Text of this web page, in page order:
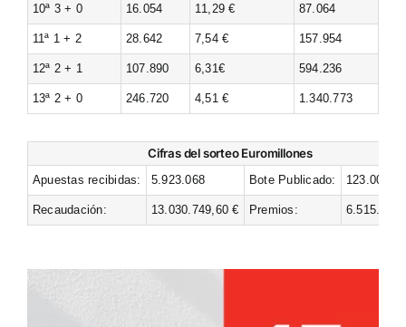
10ª 3 + 0 16.054 11,29 € 87.064
11ª 1 + 2 28.642 7,54 € 157.954
12ª 2 + 1 107.890 6,31€ 594.236
13ª 2 + 0 246.720 4,51 € 1.340.773
Cifras del sorteo Euromillones
Apuestas recibidas: 5.923.068 Bote Publicado:
Recaudación: 13.030.749,60 € Premios: